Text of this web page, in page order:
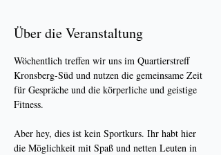
Über die Veranstaltung
Wöchentlich treffen wir uns im Quartierstreff
Kronsberg-Süd und nutzen die gemeinsame Zeit
für Gespräche und die körperliche und geistige
Fitness.
Aber hey, dies ist kein Sportkurs. Ihr habt hier
die Möglichkeit mit Spaß und netten Leuten in